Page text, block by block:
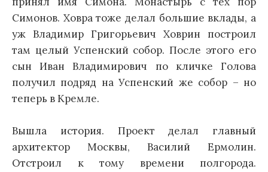
Симонов. Ховра тоже делал большие вклады, а
уж Владимир Григорьевич Ховрин построил
там целый Успенский собор. После этого его
сын Иван Владимирович по кличке Голова
получил подряд на Успенский же собор – но
теперь в Кремле.
Вышла история. Проект делал главный
архитектор Москвы, Василий Ермолин.
Отстроил к тому времени полгорода.